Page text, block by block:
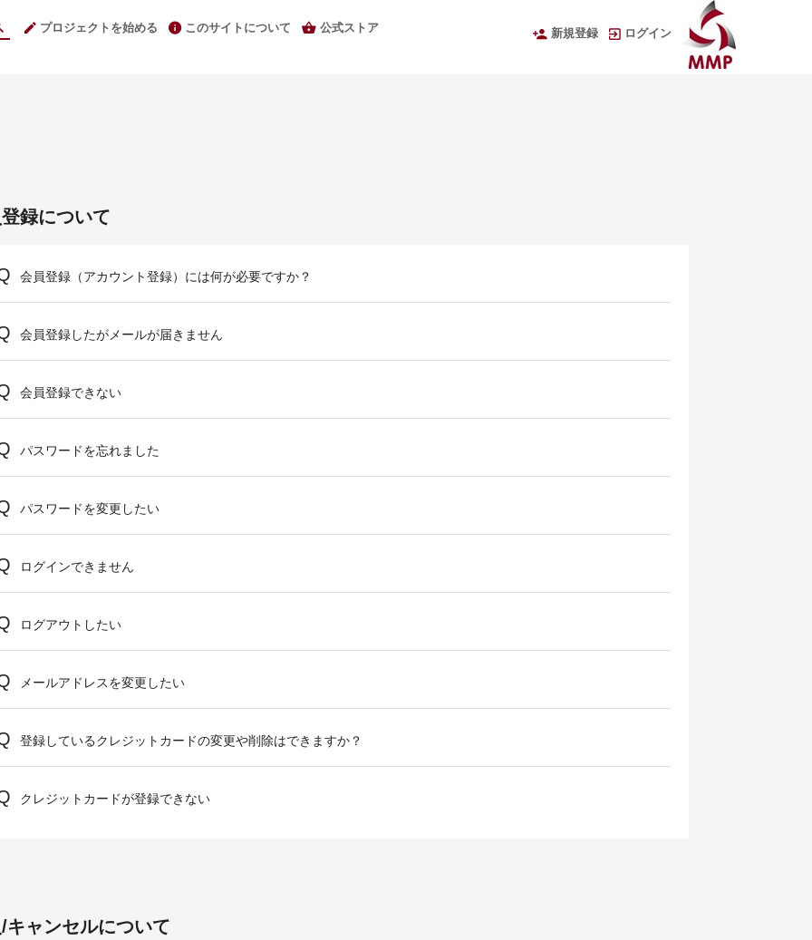
プロジェクトを始める このサイトについて 公式ストア 新規登録 ログイン
録について
会員登録（アカウント登録）には何が必要ですか？
会員登録したがメールが届きません
会員登録できない
パスワードを忘れました
パスワードを変更したい
ログインできません
ログアウトしたい
メールアドレスを変更したい
登録しているクレジットカードの変更や削除はできますか？
クレジットカードが登録できない
キャンセルについて